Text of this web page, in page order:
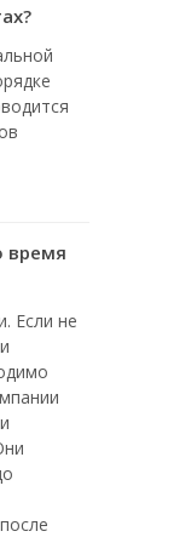
время
Если не